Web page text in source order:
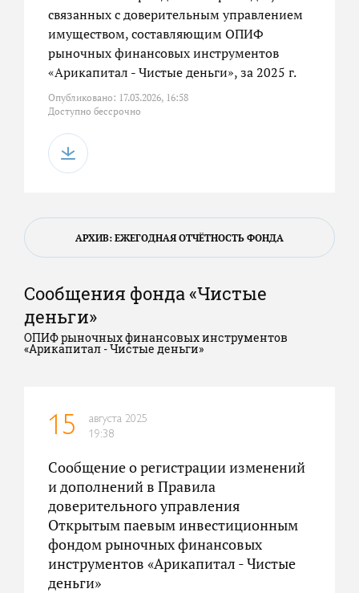
связанных с доверительным управлением
имуществом, составляющим ОПИФ
рыночных финансовых инструментов
«Арикапитал - Чистые деньги», за 2025 г.
Опубликовано: 17.03.2026, 16:58
Доступно бессрочно
АРХИВ: ЕЖЕГОДНАЯ ОТЧЁТНОСТЬ ФОНДА
Сообщения фонда «Чистые
деньги»
ОПИФ рыночных финансовых инструментов
«Арикапитал - Чистые деньги»
15
августа 2025
19:38
Сообщение о регистрации изменений
и дополнений в Правила
доверительного управления
Открытым паевым инвестиционным
фондом рыночных финансовых
инструментов «Арикапитал - Чистые
деньги»